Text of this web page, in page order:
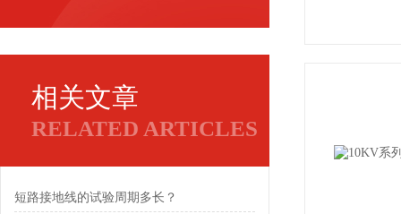
相关文章
RELATED ARTICLES
短路接地线的试验周期多长？